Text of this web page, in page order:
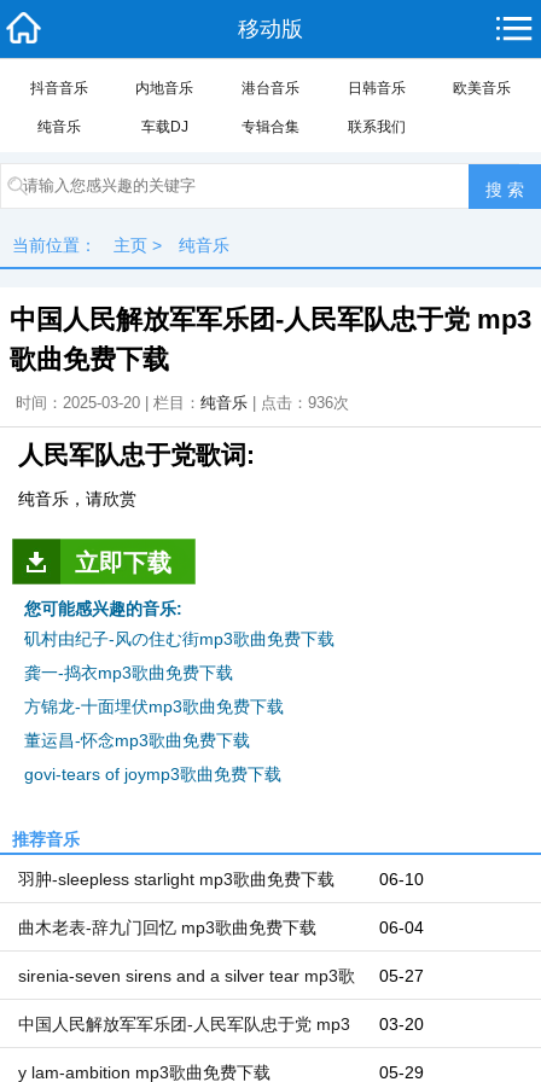
移动版
抖音音乐 内地音乐 港台音乐 日韩音乐 欧美音乐
纯音乐 车载DJ 专辑合集 联系我们
当前位置： 主页 > 纯音乐
中国人民解放军军乐团-人民军队忠于党 mp3
歌曲免费下载
时间：2025-03-20 | 栏目： 纯音乐 | 点击： 936次
人民军队忠于党歌词:
纯音乐，请欣赏
立即下载
您可能感兴趣的音乐:
矶村由纪子-风の住む街mp3歌曲免费下载
龚一-捣衣mp3歌曲免费下载
方锦龙-十面埋伏mp3歌曲免费下载
董运昌-怀念mp3歌曲免费下载
govi-tears of joymp3歌曲免费下载
推荐音乐
06-10
羽肿-sleepless starlight mp3歌曲免费下载
06-04
曲木老表-辞九门回忆 mp3歌曲免费下载
05-27
sirenia-seven sirens and a silver tear mp3歌
曲免费下载 03-20
中国人民解放军军乐团-人民军队忠于党 mp3
歌曲免费下载 05-29
y lam-ambition mp3歌曲免费下载